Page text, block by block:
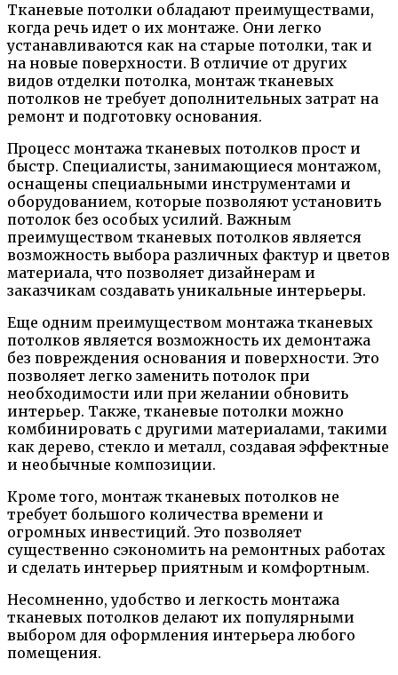
Тканевые потолки обладают преимуществами,
когда речь идет о их монтаже. Они легко
устанавливаются как на старые потолки, так и
на новые поверхности. В отличие от других
видов отделки потолка, монтаж тканевых
потолков не требует дополнительных затрат на
ремонт и подготовку основания.
Процесс монтажа тканевых потолков прост и
быстр. Специалисты, занимающиеся монтажом,
оснащены специальными инструментами и
оборудованием, которые позволяют установить
потолок без особых усилий. Важным
преимуществом тканевых потолков является
возможность выбора различных фактур и цветов
материала, что позволяет дизайнерам и
заказчикам создавать уникальные интерьеры.
Еще одним преимуществом монтажа тканевых
потолков является возможность их демонтажа
без повреждения основания и поверхности. Это
позволяет легко заменить потолок при
необходимости или при желании обновить
интерьер. Также, тканевые потолки можно
комбинировать с другими материалами, такими
как дерево, стекло и металл, создавая эффектные
и необычные композиции.
Кроме того, монтаж тканевых потолков не
требует большого количества времени и
огромных инвестиций. Это позволяет
существенно сэкономить на ремонтных работах
и сделать интерьер приятным и комфортным.
Несомненно, удобство и легкость монтажа
тканевых потолков делают их популярными
выбором для оформления интерьера любого
помещения.